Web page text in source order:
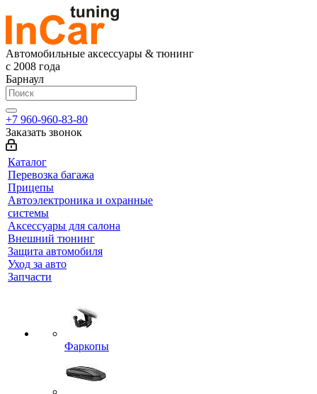
Автомобильные аксессуары & тюнинг
с 2008 года
Барнаул
+7 960-960-83-80
Заказать звонок
Каталог
Перевозка багажа
Прицепы
Автоэлектроника и охранные
системы
Аксессуары для салона
Внешний тюнинг
Защита автомобиля
Уход за авто
Запчасти
Фаркопы